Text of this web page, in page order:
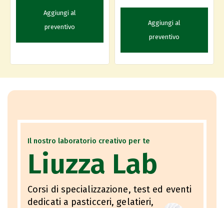
Aggiungi al
preventivo
Aggiungi al
preventivo
Il nostro laboratorio creativo per te
Liuzza Lab
Corsi di specializzazione, test ed eventi
dedicati a pasticceri, gelatieri,